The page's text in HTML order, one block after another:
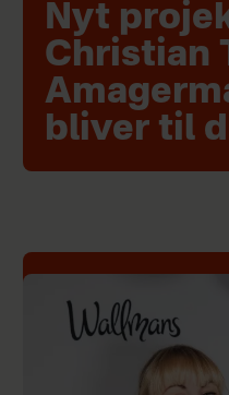
Nyt
Christian
bliver til